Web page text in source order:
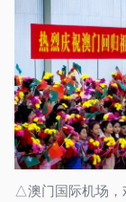
△澳门国际机场，